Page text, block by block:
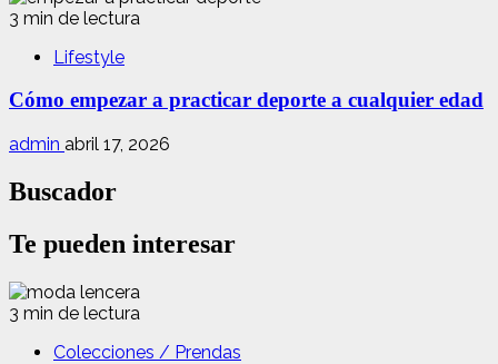
3 min de lectura
Lifestyle
Cómo empezar a practicar deporte a cualquier edad
admin abril 17, 2026
Buscador
Te pueden interesar
3 min de lectura
Colecciones / Prendas